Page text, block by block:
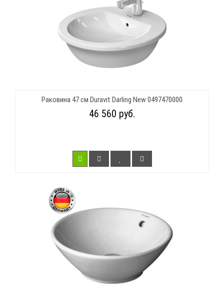
Раковина 47 см Duravit Darling New 0497470000
46 560 руб.